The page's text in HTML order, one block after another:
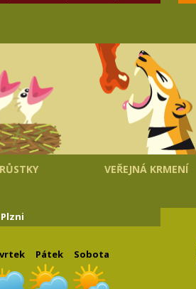
VEŘEJNÁ KRMENÍ
Pátek Sobota